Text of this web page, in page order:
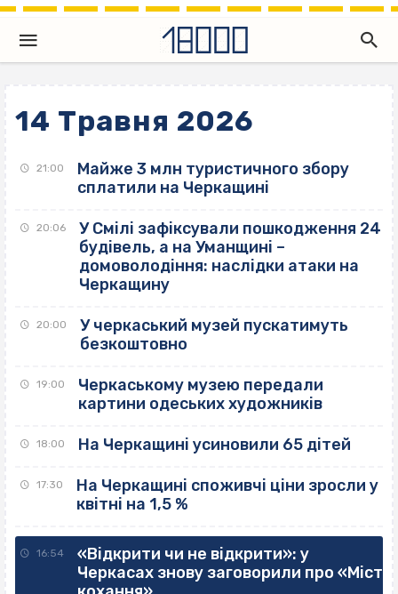
14 Травня 2026
21:00
Майже 3 млн туристичного збору
сплатили на Черкащині
20:06
У Смілі зафіксували пошкодження 24
будівель, а на Уманщині –
домоволодіння: наслідки атаки на
Черкащину
20:00
У черкаський музей пускатимуть
безкоштовно
19:00
Черкаському музею передали
картини одеських художників
18:00 На Черкащині усиновили 65 дітей
17:30
На Черкащині споживчі ціни зросли у
квітні на 1,5 %
16:54
«Відкрити чи не відкрити»: у
Черкасах знову заговорили про «Міст